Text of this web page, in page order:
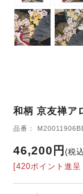
和柄 京友禅ア
品番：
46,200円(税
[420ポイント進呈 ]